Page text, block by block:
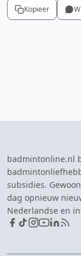
Kopieer
badmintonline.nl
subsidies.
dag opnieuw
Nederlandse en